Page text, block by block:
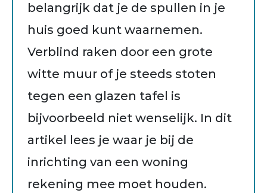
belangrijk dat je de spullen in je
huis goed kunt waarnemen.
Verblind raken door een grote
witte muur of je steeds stoten
tegen een glazen tafel is
bijvoorbeeld niet wenselijk. In dit
artikel lees je waar je bij de
inrichting van een woning
rekening mee moet houden.